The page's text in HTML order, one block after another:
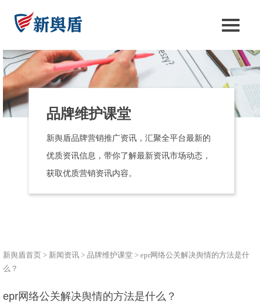
品牌维护课堂
新舆盾品牌营销推广资讯，汇聚全平台最新的
优质资讯信息，带你了解最新资讯市场动态，
获取优质营销资讯内容。
新舆盾首页 > 新闻资讯 > 品牌维护课堂 > epr网络公关解决舆情的方法是什
么？
epr网络公关解决舆情的方法是什么？